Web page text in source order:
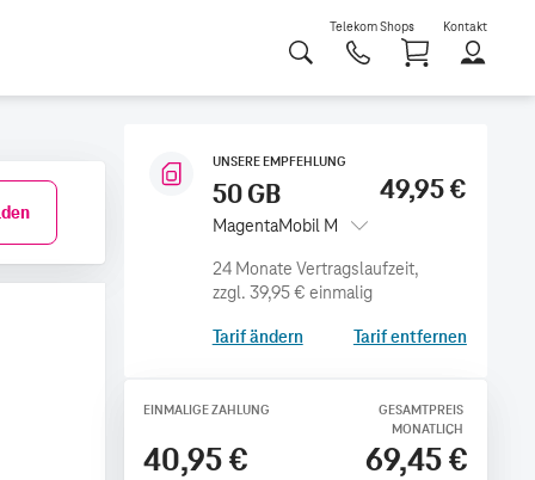
Telekom Shops Kontakt
UNSERE EMPFEHLUNG
50 GB
MagentaMobil M
49,95 €
zzgl. 39,95 € einmalig
Tarif ändern Tarif entfernen
EINMALIGE ZAHLUNG
40,95 €
GESAMTPREIS
MONATLICH
69,45 €